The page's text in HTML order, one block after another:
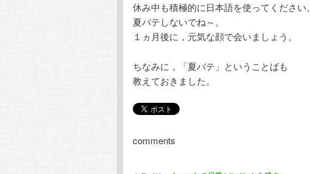
休み中も積極的に日本語を使ってください。
夏バテしないでね～。
１ヵ月後に，元気な顔で会いましょう。
ちなみに，「夏バテ」ということばも
教えておきました。
comments